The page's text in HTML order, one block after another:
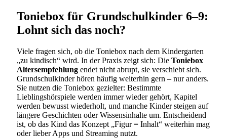
Toniebox für Grundschulkinder 6–9:
Lohnt sich das noch?
Viele fragen sich, ob die Toniebox nach dem Kindergarten
„zu kindisch“ wird. In der Praxis zeigt sich: Die Toniebox
Altersempfehlung endet nicht abrupt, sie verschiebt sich.
Grundschulkinder hören häufig weiterhin gern – nur anders.
Sie nutzen die Toniebox gezielter: Bestimmte
Lieblingshörspiele werden immer wieder gehört, Kapitel
werden bewusst wiederholt, und manche Kinder steigen auf
längere Geschichten oder Wissensinhalte um. Entscheidend
ist, ob das Kind das Konzept „Figur = Inhalt“ weiterhin mag
oder lieber Apps und Streaming nutzt.